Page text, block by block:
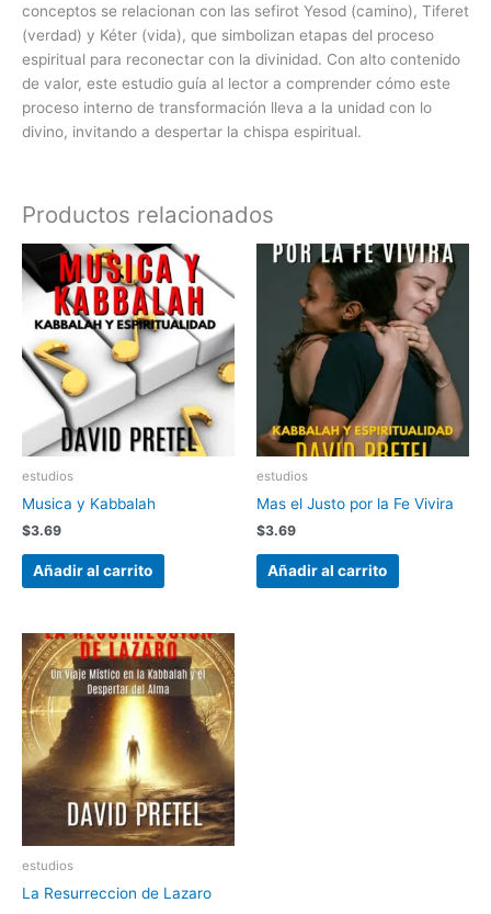
conceptos se relacionan con las sefirot Yesod (camino), Tiferet
(verdad) y Kéter (vida), que simbolizan etapas del proceso
espiritual para reconectar con la divinidad. Con alto contenido
de valor, este estudio guía al lector a comprender cómo este
proceso interno de transformación lleva a la unidad con lo
divino, invitando a despertar la chispa espiritual.
Productos relacionados
estudios
Musica y Kabbalah
$3.69
Añadir al carrito
estudios
Mas el Justo por la Fe Vivira
$3.69
Añadir al carrito
estudios
La Resurreccion de Lazaro